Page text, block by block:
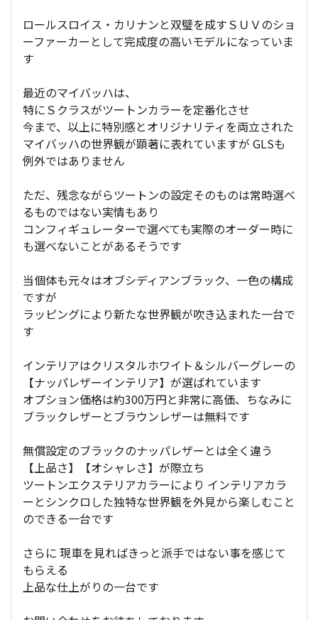
ロールスロイス・カリナンと双璧を成すＳＵＶのショ
ーファーカーとして完成度の高いモデルになっていま
す
最近のマイバッハは、
特にＳクラスがツートンカラーを定番化させ
今まで、以上に特別感とオリジナリティを両立された
マイバッハの世界観が顕著に表れていますが GLSも
例外ではありません
ただ、残念ながらツートンの設定そのものは常時選べ
るものではない実情もあり
コンフィギュレーターで選べても実際のオーダー時に
も選べないことがあるそうです
当個体も元々はオブシディアンブラック、一色の構成
ですが
ラッピングにより新たな世界観が吹き込まれた一台で
す
インテリアはクリスタルホワイト＆シルバーグレーの
【ナッパレザーインテリア】が選ばれています
オプション価格は約300万円と非常に高価、ちなみに
ブラックレザーとブラウンレザーは無料です
無償設定のブラックのナッパレザーとは全く違う
【上品さ】【オシャレさ】が際立ち
ツートンエクステリアカラーにより インテリアカラ
ーとシンクロした独特な世界観を外見から楽しむこと
のできる一台です
さらに 現車を見ればきっと派手ではない事を感じて
もらえる
上品な仕上がりの一台です